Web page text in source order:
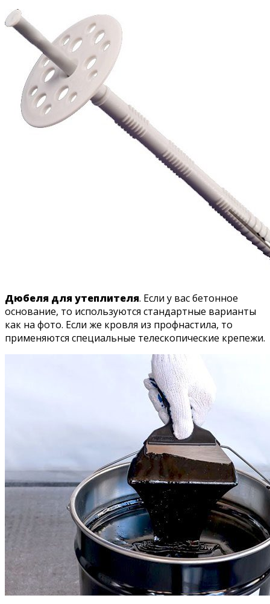
Дюбеля для утеплителя. Если у вас бетонное
основание, то используются стандартные варианты
как на фото. Если же кровля из профнастила, то
применяются специальные телескопические крепежи.